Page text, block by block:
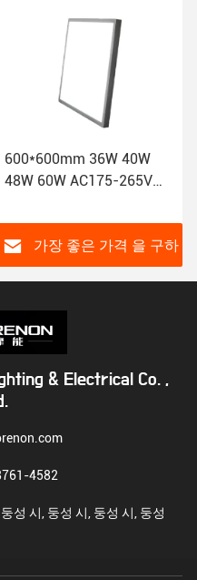
595x595 42W 표면 장착
LED 백라이트 IP20 등급
가장 좋은 가격 을 구하
& Electrical Co. ,
4582
성 시, 둥성 시, 둥성 시, 둥성